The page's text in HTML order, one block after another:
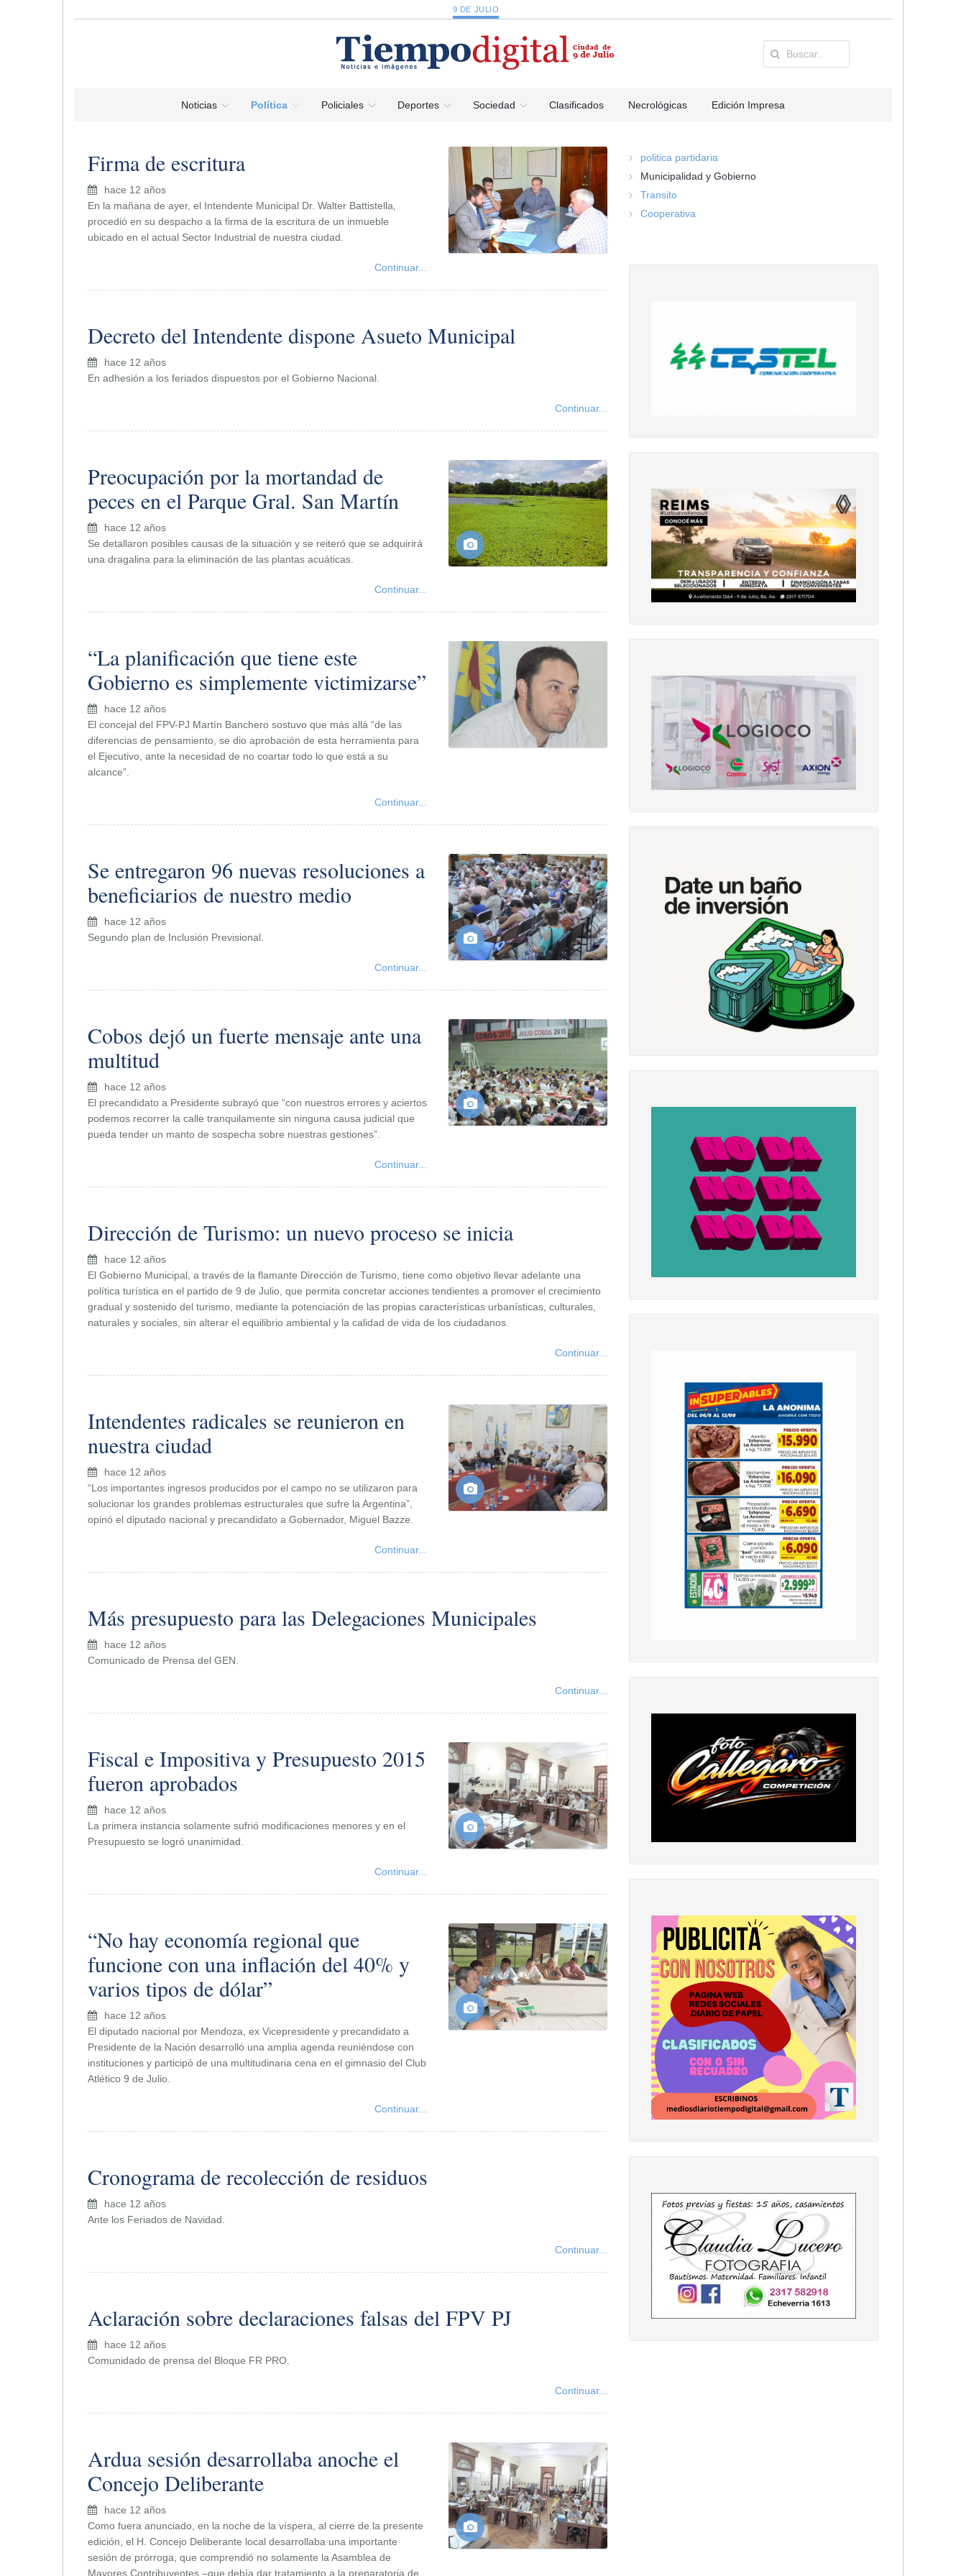
9 DE JULIO
Noticias Política Policiales Deportes Sociedad Clasificados Necrológicas Edición Impresa
Firma de escritura
hace 12 años
En la mañana de ayer, el Intendente Municipal Dr. Walter Battistella,
procedió en su despacho a la firma de la escritura de un inmueble
ubicado en el actual Sector Industrial de nuestra ciudad.
Continuar...
Decreto del Intendente dispone Asueto Municipal
hace 12 años
En adhesión a los feriados dispuestos por el Gobierno Nacional.
Continuar...
Preocupación por la mortandad de
peces en el Parque Gral. San Martín
hace 12 años
Se detallaron posibles causas de la situación y se reiteró que se adquirirá
una dragalina para la eliminación de las plantas acuáticas.
Continuar...
“La planificación que tiene este
Gobierno es simplemente victimizarse”
hace 12 años
El concejal del FPV-PJ Martín Banchero sostuvo que más allá “de las
diferencias de pensamiento, se dio aprobación de esta herramienta para
el Ejecutivo, ante la necesidad de no coartar todo lo que está a su
alcance”.
Continuar...
Se entregaron 96 nuevas resoluciones a
beneficiarios de nuestro medio
hace 12 años
Segundo plan de Inclusión Previsional.
Continuar...
Cobos dejó un fuerte mensaje ante una
multitud
hace 12 años
El precandidato a Presidente subrayó que “con nuestros errores y aciertos
podemos recorrer la calle tranquilamente sin ninguna causa judicial que
pueda tender un manto de sospecha sobre nuestras gestiones”.
Continuar...
Dirección de Turismo: un nuevo proceso se inicia
hace 12 años
El Gobierno Municipal, a través de la flamante Dirección de Turismo, tiene como objetivo llevar adelante una
política turística en el partido de 9 de Julio, que permita concretar acciones tendientes a promover el crecimiento
gradual y sostenido del turismo, mediante la potenciación de las propias características urbanísticas, culturales,
naturales y sociales, sin alterar el equilibrio ambiental y la calidad de vida de los ciudadanos.
Continuar...
Intendentes radicales se reunieron en
nuestra ciudad
hace 12 años
“Los importantes ingresos producidos por el campo no se utilizaron para
solucionar los grandes problemas estructurales que sufre la Argentina”,
opinó el diputado nacional y precandidato a Gobernador, Miguel Bazze.
Continuar...
Más presupuesto para las Delegaciones Municipales
hace 12 años
Comunicado de Prensa del GEN.
Continuar...
Fiscal e Impositiva y Presupuesto 2015
fueron aprobados
hace 12 años
La primera instancia solamente sufrió modificaciones menores y en el
Presupuesto se logró unanimidad.
Continuar...
“No hay economía regional que
funcione con una inflación del 40% y
varios tipos de dólar”
hace 12 años
El diputado nacional por Mendoza, ex Vicepresidente y precandidato a
Presidente de la Nación desarrolló una amplia agenda reuniéndose con
instituciones y participó de una multitudinaria cena en el gimnasio del Club
Atlético 9 de Julio.
Continuar...
Cronograma de recolección de residuos
hace 12 años
Ante los Feriados de Navidad.
Continuar...
Aclaración sobre declaraciones falsas del FPV PJ
hace 12 años
Comunidado de prensa del Bloque FR PRO.
Continuar...
Ardua sesión desarrollaba anoche el
Concejo Deliberante
hace 12 años
Como fuera anunciado, en la noche de la víspera, al cierre de la presente
edición, el H. Concejo Deliberante local desarrollaba una importante
sesión de prórroga, que comprendió no solamente la Asamblea de
Mayores Contribuyentes –que debía dar tratamiento a la preparatoria de
politica partidaria
Municipalidad y Gobierno
Transito
Cooperativa